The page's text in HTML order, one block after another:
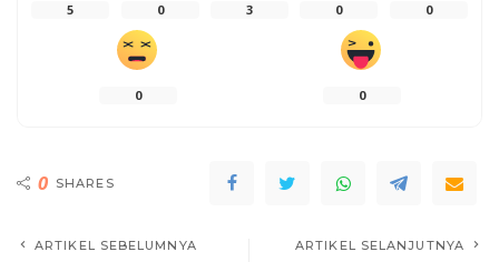
5 0 3 0 0
0 0
0 SHARES
ARTIKEL SEBELUMNYA ARTIKEL SELANJUTNYA